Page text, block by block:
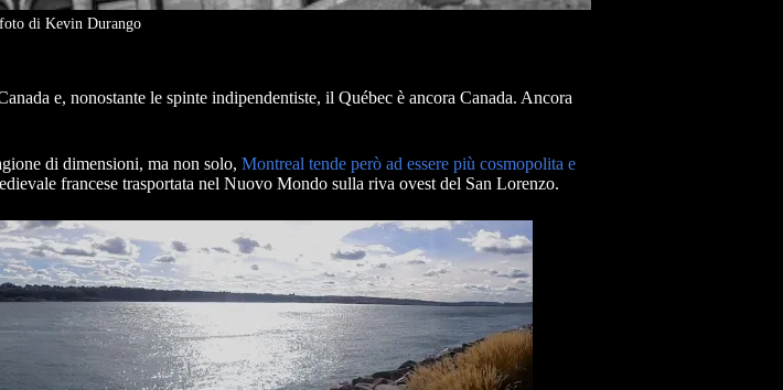
di Kevin Durango
e, nonostante le spinte indipendentiste, il Québec è ancora Canada. Ancora
di dimensioni, ma non solo, Montreal tende però ad essere più cosmopolita e
francese trasportata nel Nuovo Mondo sulla riva ovest del San Lorenzo.